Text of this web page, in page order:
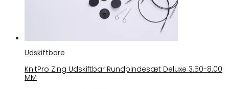
Udskiftbare
KnitPro Zing Udskiftbar Rundpindesæt Deluxe 3.50-8.00
MM